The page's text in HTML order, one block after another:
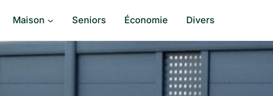
Maison Seniors Économie Divers